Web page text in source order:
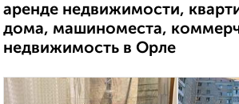
аренде недвижимости,
дома, машиноместа,
недвижимость в Орле